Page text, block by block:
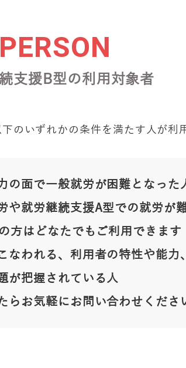
PERSON
支援B型の利用対象者
のいずれかの条件を満たす人が利
の面で一般就労が困難となった
や就労継続支援A型での就労が
方はどなたでもご利用できます
なわれる、利用者の特性や能力
が把握されている人
らお気軽にお問い合わせくださ